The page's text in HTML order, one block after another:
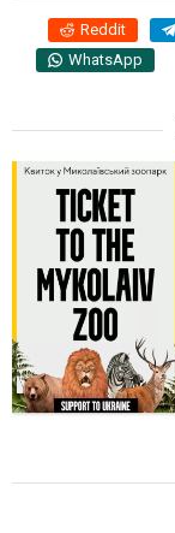
Reddit
WhatsApp